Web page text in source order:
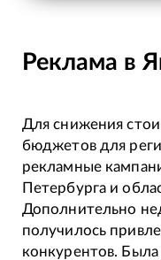
Реклама в
Для снижения
бюджетов для
рекламные
Петербурга и
Дополнительно
получилось
конкурентов. Была